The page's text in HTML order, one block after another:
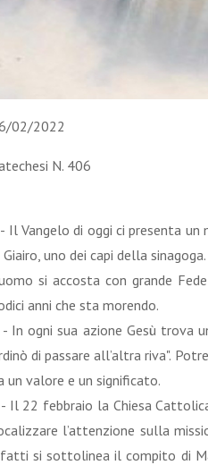
02/2022
N. 406
- Il Vangelo di oggi ci presenta
Giairo, uno dei capi della sinagoga.
si accosta con grande
anni che sta morendo.
- In ogni sua azione Gesù trova
di passare all’altra riva".
un valore e un significato.
- Il 22 febbraio la Chiesa
l’attenzione sulla
si sottolinea il compito di